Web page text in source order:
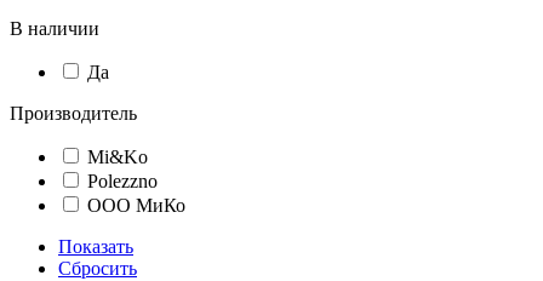
В наличии
Да
Производитель
Mi&Ko
Polezzno
ООО МиКо
Показать
Сбросить